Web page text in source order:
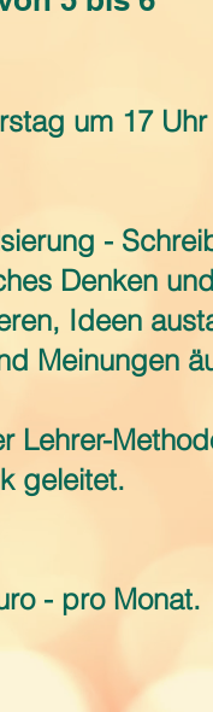
um 17 Uhr
-
Denken
Ideen
Meinungen
Lehrer-
geleitet.
- pro Monat.